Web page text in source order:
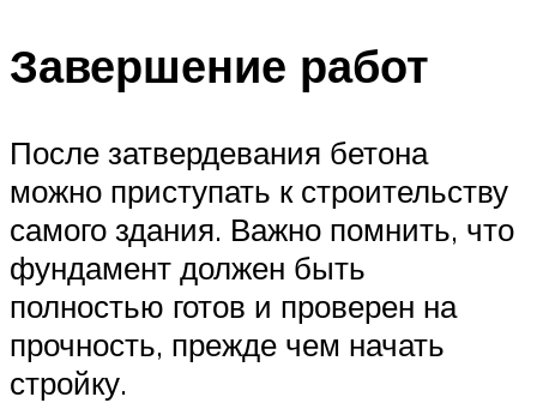
Завершение работ
После затвердевания бетона
можно приступать к строительству
самого здания. Важно помнить, что
фундамент должен быть
полностью готов и проверен на
прочность, прежде чем начать
стройку.